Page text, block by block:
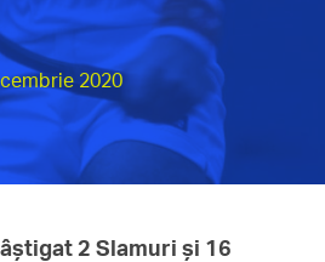
2020
2 Slamuri și 16